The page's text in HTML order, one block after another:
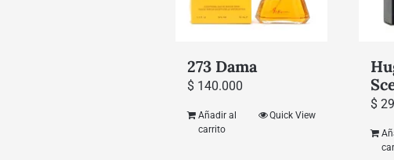
273 Dama
$ 140.000
Añadir al
carrito
Quick View
$